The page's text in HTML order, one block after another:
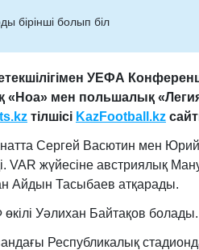
бірінші болып біл
УЕФА
«Ноа» мен польшалық
тілшісі KazFootball.kz
Сергей Васютин мен
VAR жүйесіне австриялық
Айдын Тасыбаев атқарады.
Уәлихан Байтақов болады.
Республикалық